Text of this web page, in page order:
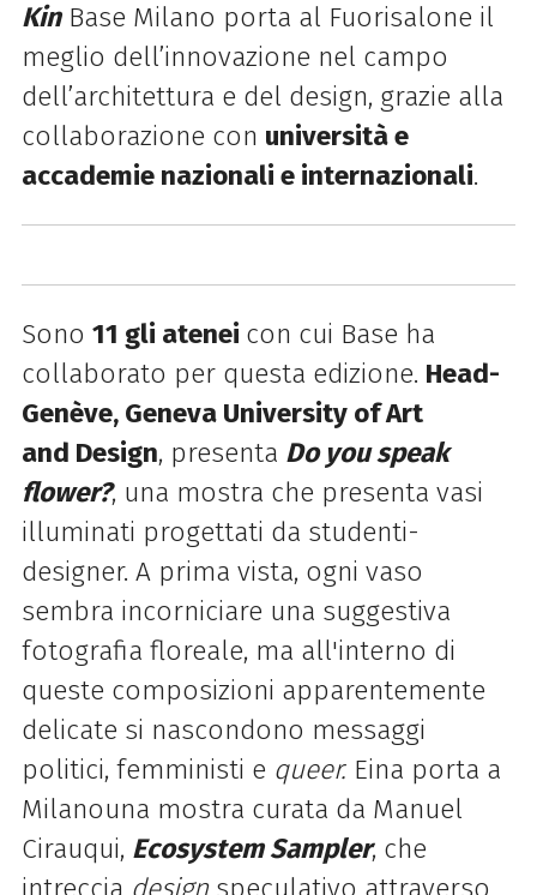
Kin Base Milano porta al Fuorisalone il
meglio dell’innovazione nel campo
dell’architettura e del design, grazie alla
collaborazione con università e
accademie nazionali e internazionali.
Sono 11 gli atenei con cui Base ha
collaborato per questa edizione. Head-
Genève, Geneva University of Art
and Design, presenta Do you speak
flower?, una mostra che presenta vasi
illuminati progettati da studenti-
designer. A prima vista, ogni vaso
sembra incorniciare una suggestiva
fotografia floreale, ma all'interno di
queste composizioni apparentemente
delicate si nascondono messaggi
politici, femministi e queer. Eina porta a
Milanouna mostra curata da Manuel
Cirauqui, Ecosystem Sampler, che
intreccia design speculativo attraverso